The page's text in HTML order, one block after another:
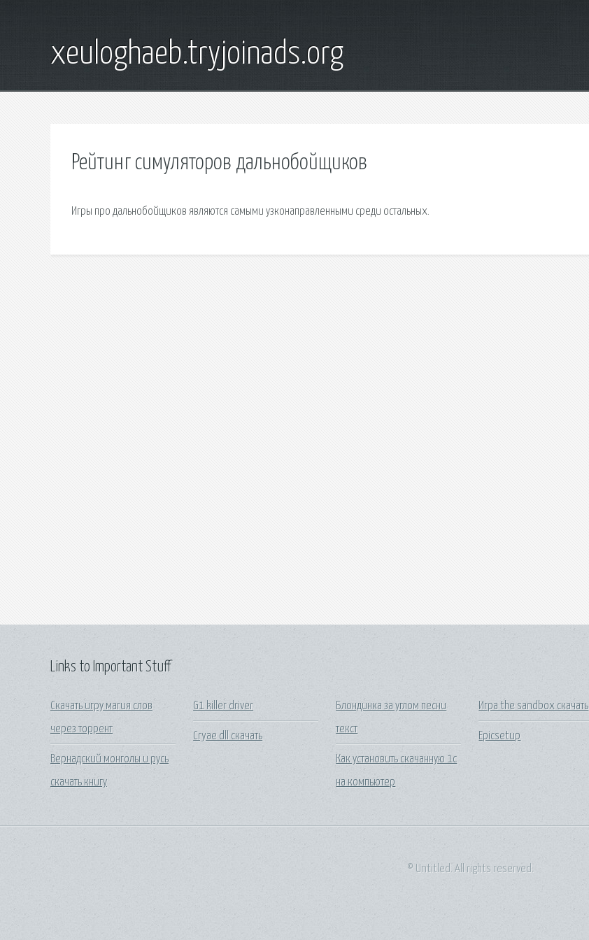
xeuloghaeb.tryjoinads.org
Рейтинг симуляторов дальнобойщиков
Игры про дальнобойщиков являются самыми узконаправленными среди остальных.
Links to Important Stuff
Скачать игру магия слов
через торрент
Вернадский монголы и русь
скачать книгу
G1 killer driver
Cryae dll скачать
Блондинка за углом песни
текст
Как установить скачанную 1с
на компьютер
Игра the sandbox скачать
Epicsetup
© Untitled. All rights reserved.